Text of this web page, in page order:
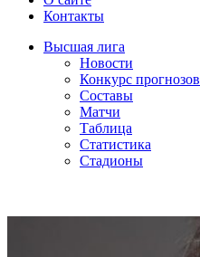
Контакты
Высшая лига
Новости
Конкурс прогнозов
Составы
Матчи
Таблица
Статистика
Стадионы